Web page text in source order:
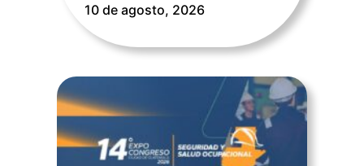
10 de agosto, 2026